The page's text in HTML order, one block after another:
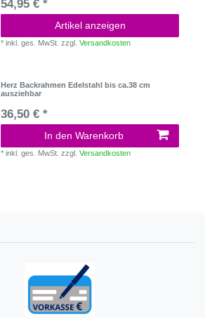
54,95 € *
Artikel anzeigen
*inkl. ges. MwSt. zzgl.Versandkosten
Herz Backrahmen Edelstahl bis ca.38 cm
ausziehbar
36,50 € *
In den Warenkorb
*inkl. ges. MwSt. zzgl.Versandkosten